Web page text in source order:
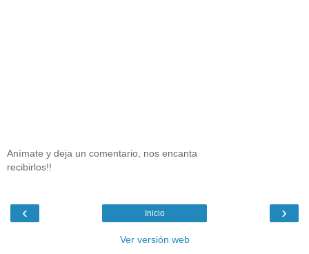
Anímate y deja un comentario, nos encanta
recibirlos!!
‹ ›
Inicio
Ver versión web